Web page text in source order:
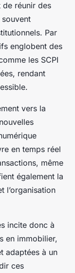
de réunir des
Par
englobent des
les SCPI
rendant
vers la
en temps réel
même
également la
l’organisation
incite donc à
en immobilier,
adaptées à un
ces